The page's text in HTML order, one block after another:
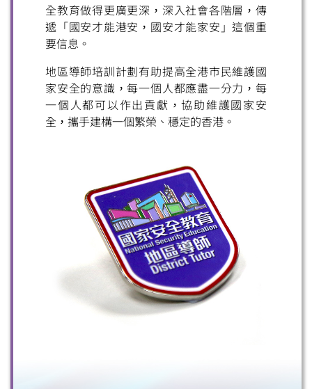
全教育做得更廣更深，深入社會各階層，傳
遞「國安才能港安，國安才能家安」這個重
要信息。
地區導師培訓計劃有助提高全港市民維護國
家安全的意識，每一個人都應盡一分力，每
一個人都可以作出貢獻，協助維護國家安
全，攜手建構一個繁榮、穩定的香港。
掃一掃關注我們的社交媒體，緊貼最新資訊！